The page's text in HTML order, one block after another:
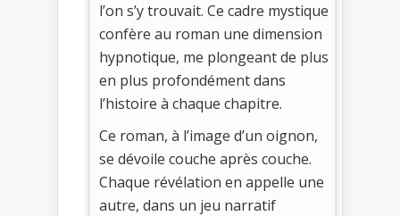
l’on s’y trouvait. Ce cadre mystique
confère au roman une dimension
hypnotique, me plongeant de plus
en plus profondément dans
l’histoire à chaque chapitre.
Ce roman, à l’image d’un oignon,
se dévoile couche après couche.
Chaque révélation en appelle une
autre, dans un jeu narratif